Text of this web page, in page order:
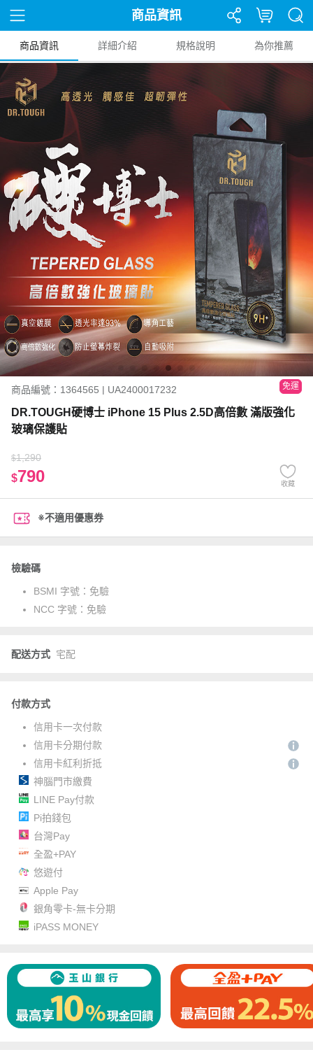
商品資訊
商品資訊 詳細介紹 規格說明 為你推薦
商品編號：1364565 | UA2400017232 免運
DR.TOUGH硬博士 iPhone 15 Plus 2.5D高倍數 滿版強化
玻璃保護貼
$1,290
$790 收藏
※不適用優惠券
檢驗碼
BSMI 字號： 免驗
NCC 字號： 免驗
配送方式 宅配
付款方式
信用卡一次付款
信用卡分期付款
信用卡紅利折抵
神腦門市繳費
LINE Pay付款
Pi拍錢包
台灣Pay
全盈+PAY
悠遊付
Apple Pay
銀角零卡-無卡分期
iPASS MONEY